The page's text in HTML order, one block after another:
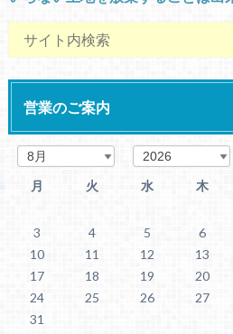
営業のご案内
月 火 水 木
3
4 5 6
10
11 12 13
17
18 19 20
24
25 26 27
31